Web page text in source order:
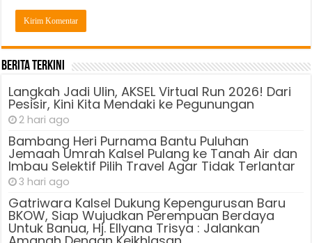
Berita Terkini
Langkah Jadi Ulin, AKSEL Virtual Run 2026! Dari
Pesisir, Kini Kita Mendaki ke Pegunungan
2 hari ago
Bambang Heri Purnama Bantu Puluhan
Jemaah Umrah Kalsel Pulang ke Tanah Air dan
Imbau Selektif Pilih Travel Agar Tidak Terlantar
3 hari ago
Gatriwara Kalsel Dukung Kepengurusan Baru
BKOW, Siap Wujudkan Perempuan Berdaya
Untuk Banua, Hj. Ellyana Trisya : Jalankan